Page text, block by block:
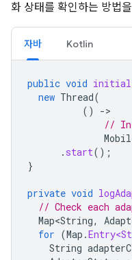
화 상태를 확인하는 방법
자바 Kotlin
public void
new Thread(
()
-
//
. start();
}
private void
// Check each
Map<String,
for (Map .
String